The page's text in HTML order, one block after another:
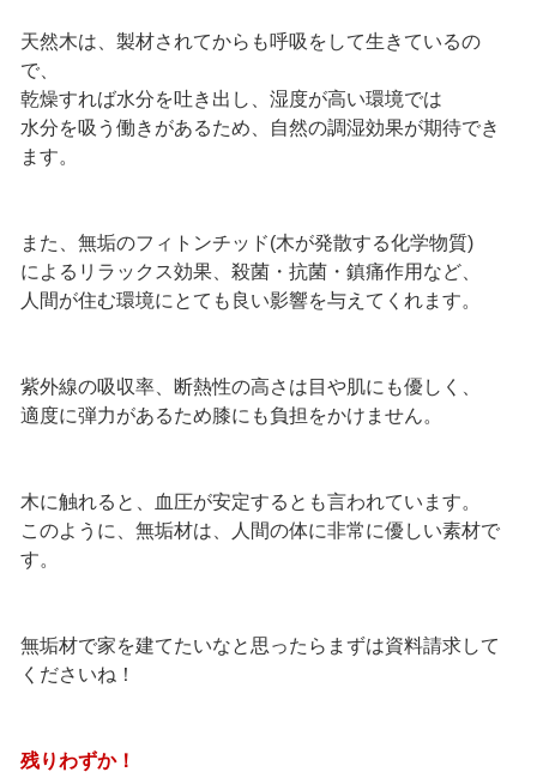
天然木は、製材されてからも呼吸をして生きているの
で、
乾燥すれば水分を吐き出し、湿度が高い環境では
水分を吸う働きがあるため、自然の調湿効果が期待でき
ます。
また、無垢のフィトンチッド(木が発散する化学物質)
によるリラックス効果、殺菌・抗菌・鎮痛作用など、
人間が住む環境にとても良い影響を与えてくれます。
紫外線の吸収率、断熱性の高さは目や肌にも優しく、
適度に弾力があるため膝にも負担をかけません。
木に触れると、血圧が安定するとも言われています。
このように、無垢材は、人間の体に非常に優しい素材で
す。
無垢材で家を建てたいなと思ったらまずは資料請求して
くださいね！
残りわずか！